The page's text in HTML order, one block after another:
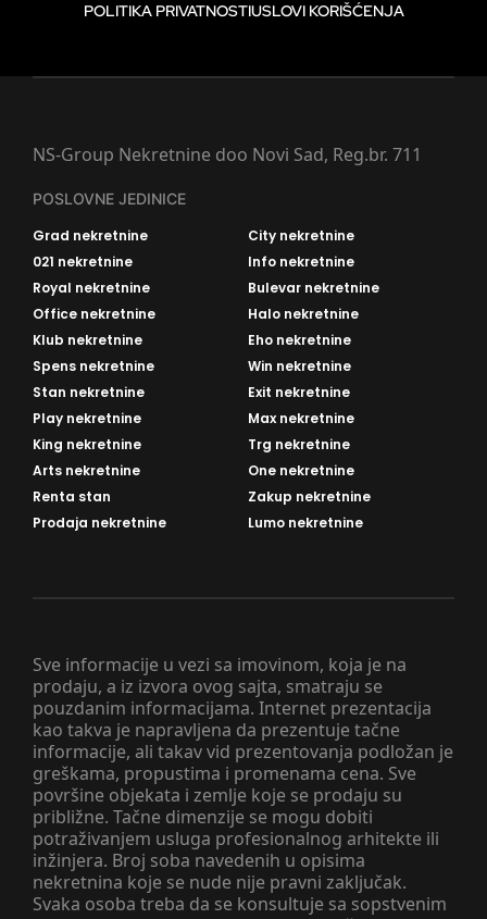
POLITIKA PRIVATNOSTIUSLOVI KORIŠĆENJA
Sve informacije u vezi sa imovinom, koja je na
prodaju, a iz izvora ovog sajta, smatraju se
pouzdanim informacijama. Internet prezentacija
kao takva je napravljena da prezentuje tačne
informacije, ali takav vid prezentovanja podložan je
greškama, propustima i promenama cena. Sve
površine objekata i zemlje koje se prodaju su
približne. Tačne dimenzije se mogu dobiti
potraživanjem usluga profesionalnog arhitekte ili
inžinjera. Broj soba navedenih u opisima
nekretnina koje se nude nije pravni zaključak.
Svaka osoba treba da se konsultuje sa sopstvenim
NS-Group Nekretnine doo Novi Sad, Reg.br. 711
POSLOVNE JEDINICE
Grad nekretnine
City nekretnine
021 nekretnine
Info nekretnine
Royal nekretnine
Bulevar nekretnine
Office nekretnine
Halo nekretnine
Klub nekretnine
Eho nekretnine
Spens nekretnine
Win nekretnine
Stan nekretnine
Exit nekretnine
Play nekretnine
Max nekretnine
King nekretnine
Trg nekretnine
Arts nekretnine
One nekretnine
Renta stan
Zakup nekretnine
Prodaja nekretnine
Lumo nekretnine